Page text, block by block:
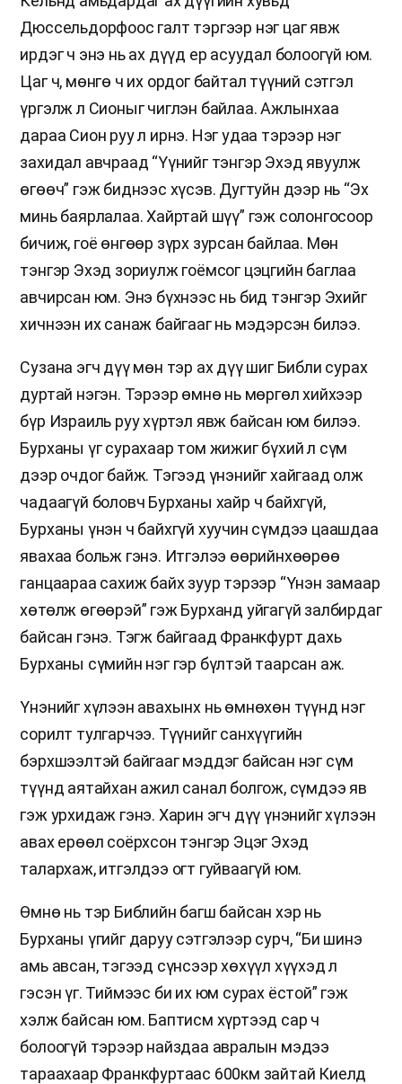
Дюссельдорфоос галт тэргээр нэг цаг явж
ирдэг ч энэ нь ах дүүд ер асуудал болоогүй юм.
Цаг ч, мөнгө ч их ордог байтал түүний сэтгэл
үргэлж л Сионыг чиглэн байлаа. Ажлынхаа
дараа Сион руу л ирнэ. Нэг удаа тэрээр нэг
захидал авчраад “Үүнийг тэнгэр Эхэд явуулж
өгөөч” гэж биднээс хүсэв. Дугтуйн дээр нь “Эх
минь баярлалаа. Хайртай шүү” гэж солонгосоор
бичиж, гоё өнгөөр зүрх зурсан байлаа. Мөн
тэнгэр Эхэд зориулж гоёмсог цэцгийн баглаа
авчирсан юм. Энэ бүхнээс нь бид тэнгэр Эхийг
хичнээн их санаж байгааг нь мэдэрсэн билээ.
Сузана эгч дүү мөн тэр ах дүү шиг Библи сурах
дуртай нэгэн. Тэрээр өмнө нь мөргөл хийхээр
бүр Израиль руу хүртэл явж байсан юм билээ.
Бурханы үг сурахаар том жижиг бүхий л сүм
дээр очдог байж. Тэгээд үнэнийг хайгаад олж
чадаагүй боловч Бурханы хайр ч байхгүй,
Бурханы үнэн ч байхгүй хуучин сүмдээ цаашдаа
явахаа больж гэнэ. Итгэлээ өөрийнхөөрөө
ганцаараа сахиж байх зуур тэрээр “Үнэн замаар
хөтөлж өгөөрэй” гэж Бурханд уйгагүй залбирдаг
байсан гэнэ. Тэгж байгаад Франкфурт дахь
Бурханы сүмийн нэг гэр бүлтэй таарсан аж.
Үнэнийг хүлээн авахынх нь өмнөхөн түүнд нэг
сорилт тулгарчээ. Түүнийг санхүүгийн
бэрхшээлтэй байгааг мэддэг байсан нэг сүм
түүнд аятайхан ажил санал болгож, сүмдээ яв
гэж урхидаж гэнэ. Харин эгч дүү үнэнийг хүлээн
авах ерөөл соёрхсон тэнгэр Эцэг Эхэд
талархаж, итгэлдээ огт гуйваагүй юм.
Өмнө нь тэр Библийн багш байсан хэр нь
Бурханы үгийг даруу сэтгэлээр сурч, “Би шинэ
амь авсан, тэгээд сүнсээр хөхүүл хүүхэд л
гэсэн үг. Тиймээс би их юм сурах ёстой” гэж
хэлж байсан юм. Баптисм хүртээд сар ч
болоогүй тэрээр найздаа авралын мэдээ
тараахаар Франкфуртаас 600км зайтай Киелд